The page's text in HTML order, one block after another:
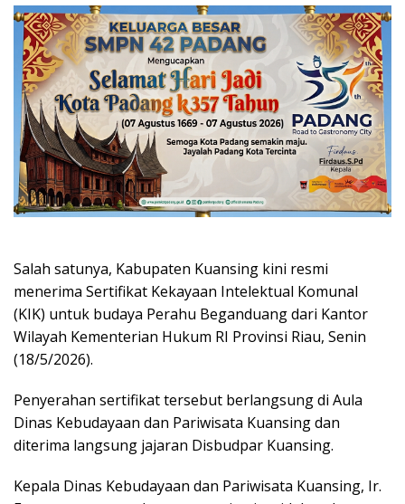
Salah satunya, Kabupaten Kuansing kini resmi
menerima Sertifikat Kekayaan Intelektual Komunal
(KIK) untuk budaya Perahu Beganduang dari Kantor
Wilayah Kementerian Hukum RI Provinsi Riau, Senin
(18/5/2026).
Penyerahan sertifikat tersebut berlangsung di Aula
Dinas Kebudayaan dan Pariwisata Kuansing dan
diterima langsung jajaran Disbudpar Kuansing.
Kepala Dinas Kebudayaan dan Pariwisata Kuansing, Ir.